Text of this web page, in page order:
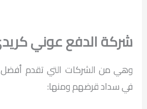
شركة الدفع عوني
وهي من الشركات التي تقدم أفضل
في سداد قرضهم ومنها: